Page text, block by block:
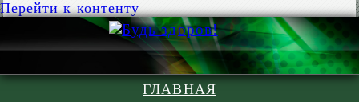
Перейти к контенту
ГЛАВНАЯ